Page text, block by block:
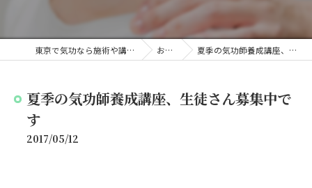
東京で気功なら施術や講座を行う気功サロン お知らせ 夏季の気功師養成講座、生徒さん募集中です
夏季の気功師養成講座、生徒さん募集中で
す
2017/05/12